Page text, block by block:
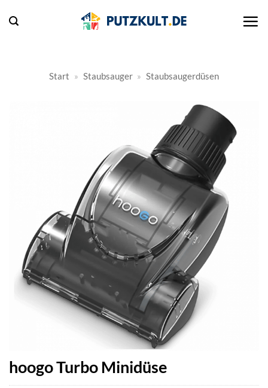
Inhalt
Start » Staubsauger » Staubsaugerdüsen
hoogo Turbo Minidüse